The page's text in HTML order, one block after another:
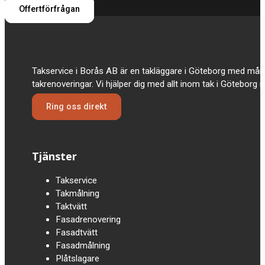
Offertförfrågan
Takservice i Borås AB är en takläggare i Göteborg med
takrenoveringar. Vi hjälper dig med allt inom tak i Göteborg
Ring oss direkt
Tjänster
Takservice
Takmålning
Taktvätt
Fasadrenovering
Fasadtvätt
Fasadmålning
Plåtslagare